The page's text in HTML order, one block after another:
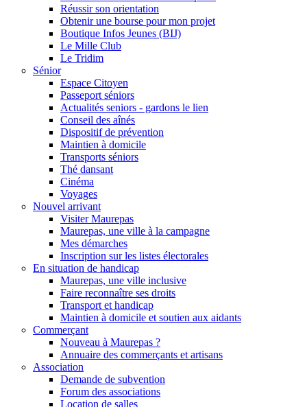
Réussir son orientation
Obtenir une bourse pour mon projet
Boutique Infos Jeunes (BIJ)
Le Mille Club
Le Tridim
Sénior
Espace Citoyen
Passeport séniors
Actualités seniors - gardons le lien
Conseil des aînés
Dispositif de prévention
Maintien à domicile
Transports séniors
Thé dansant
Cinéma
Voyages
Nouvel arrivant
Visiter Maurepas
Maurepas, une ville à la campagne
Mes démarches
Inscription sur les listes électorales
En situation de handicap
Maurepas, une ville inclusive
Faire reconnaître ses droits
Transport et handicap
Maintien à domicile et soutien aux aidants
Commerçant
Nouveau à Maurepas ?
Annuaire des commerçants et artisans
Association
Demande de subvention
Forum des associations
Location de salles